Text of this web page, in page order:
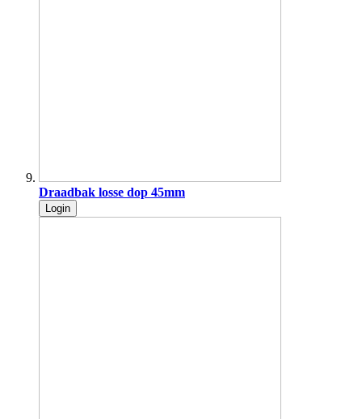
Draadbak losse dop 45mm
Login